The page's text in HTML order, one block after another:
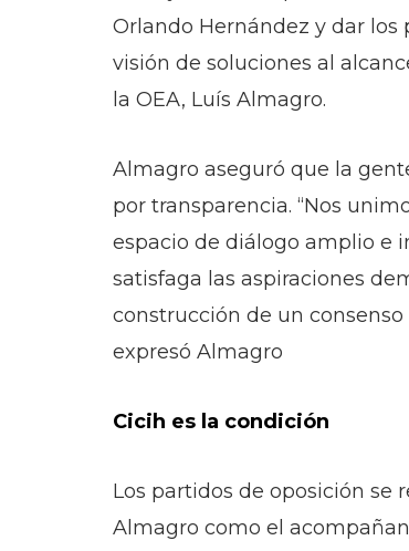
Orlando Hernández y dar
visión de soluciones al
la OEA, Luís Almagro.
Almagro aseguró que la
por transparencia. “Nos
espacio de diálogo amplio e
satisfaga las aspiraciones
construcción de un
expresó Almagro
Cicih es la condición
Los partidos de oposición se
Almagro como el